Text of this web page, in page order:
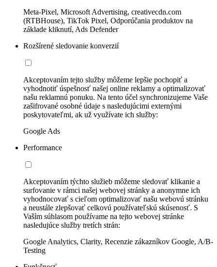
Meta-Pixel, Microsoft Advertising, creativecdn.com
(RTBHouse), TikTok Pixel, Odporúčania produktov na
základe kliknutí, Ads Defender
Rozšírené sledovanie konverzií
Akceptovaním tejto služby môžeme lepšie pochopiť a
vyhodnotiť úspešnosť našej online reklamy a optimalizovať
našu reklamnú ponuku. Na tento účel synchronizujeme Vaše
zašifrované osobné údaje s nasledujúcimi externými
poskytovateľmi, ak už využívate ich služby:
Google Ads
Performance
Akceptovaním týchto služieb môžeme sledovať klikanie a
surfovanie v rámci našej webovej stránky a anonymne ich
vyhodnocovať s cieľom optimalizovať našu webovú stránku
a neustále zlepšovať celkovú používateľskú skúsenosť. S
Vaším súhlasom používame na tejto webovej stránke
nasledujúce služby tretích strán:
Google Analytics, Clarity, Recenzie zákazníkov Google, A/B-
Testing